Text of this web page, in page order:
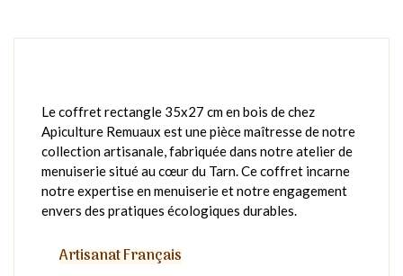
Le coffret rectangle 35x27 cm en bois de chez
Apiculture Remuaux est une pièce maîtresse de notre
collection artisanale, fabriquée dans notre atelier de
menuiserie situé au cœur du Tarn. Ce coffret incarne
notre expertise en menuiserie et notre engagement
envers des pratiques écologiques durables.
Artisanat Français